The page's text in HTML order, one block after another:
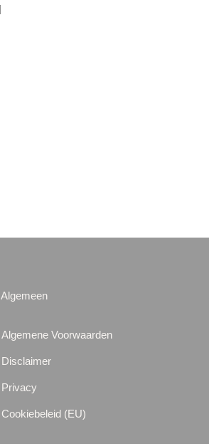
Algemeen
Algemene Voorwaarden
Disclaimer
Privacy
Cookiebeleid (EU)